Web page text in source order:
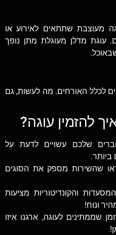
מעוצבת שתתאים לאירוע או
מדלן מעוגלת מתן נופך
לכלל האורחים. מה לעשות, גם
להזמין עוגה?
שלכם עשויים לדעת על
ביותר.
שהשירות מספק את הסוגים
והקונדיטוריות מציעות
ונוח!
שממתינים לעוגה, ארגנו איזו